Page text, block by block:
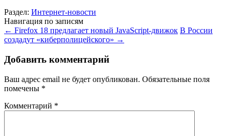
Раздел: Интернет-новости
Навигация по записям
← Firefox 18 предлагает новый JavaScript-движок В России
создадут «киберполицейского» →
Добавить комментарий
Ваш адрес email не будет опубликован. Обязательные поля
помечены *
Комментарий *